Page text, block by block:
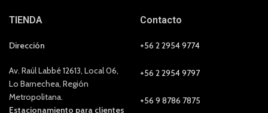
TIENDA
Dirección
Av. Raúl Labbé 12613, Local 06,
Lo Barnechea, Región
Metropolitana.
Estacionamiento para clientes
Contacto
+56 2 2954 9774
+56 2 2954 9797
+56 9 8786 7875